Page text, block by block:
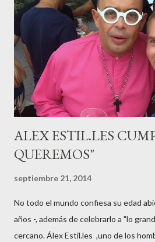
guardar reposo debido a un síndrome
“hiperemesisgravídica”.Pasados los
gestación Marta tiró adelante con el
mamá feliz. Otro de los modelos que
sido el madrileño, Emilio Flores , el top
pasarelas ...
ALEX ESTIL.LES
QUEREMOS"
septiembre 21, 2014
No todo el mundo confiesa su edad
años -, además de celebrarlo a "lo
cercano. Álex Estil.les ,uno de los